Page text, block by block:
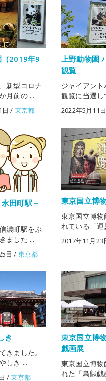
2019年9
新型コロナ
月前の ...
/ 東京都
上野動物園
観覧
ジャイアン
観覧に当選し
2022年5月11日
田町駅～
濃町駅をぶ
ました ...
日 / 東京都
東京国立博
東京国立博物
れている「運
2017年11月23
き
きました。
しき ...
/東京都
東京国立博
戯画展
東京国立博物
れた「鳥獣戯